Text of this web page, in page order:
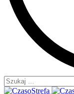
Szukaj: